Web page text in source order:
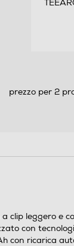
prezzo per 2
clip leggero e
con
con ricarica